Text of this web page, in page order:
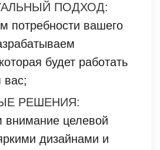
ПОДХОД:
потребности вашего
будет работать
вас;
РЕШЕНИЯ:
внимание целевой
дизайнами и